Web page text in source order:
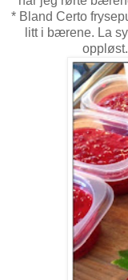
* Bland Certo
litt i bærene. La